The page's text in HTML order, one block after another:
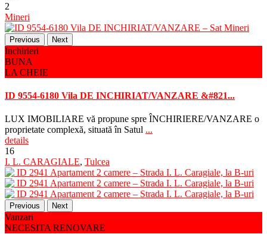
2
Mineri
Previous Next
Inchirieri
BUNA
LA CHEIE
ID 9554-6180 Vila DE INCHIRIAT/VANZARE &#821...
LUX IMOBILIARE vă propune spre ÎNCHIRIERE/VANZARE o
proprietate complexă, situată în Satul ...
details
16
I. L. CARAGIALE, Tulcea
Previous Next
Vanzari
NECESITA RENOVARE